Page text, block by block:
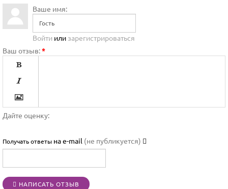
Ваше имя:
Войти или зарегистрироваться
Ваш отзыв:*







Дайте оценку:
Получать ответы на e-mail (не публикуется)
НАПИСАТЬ ОТЗЫВ